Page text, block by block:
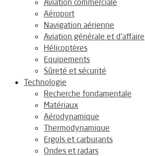
Aviation commerciale
Aéroport
Navigation aérienne
Aviation générale et d’affaire
Hélicoptères
Equipements
Sûreté et sécurité
Technologie
Recherche fondamentale
Matériaux
Aérodynamique
Thermodynamique
Ergols et carburants
Ondes et radars